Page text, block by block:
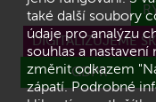
DIGITALIZUJEME
GDPR
také další soubory
údaje pro analýzu
souhlas a
změnit odkazem
zápatí. Podrobné